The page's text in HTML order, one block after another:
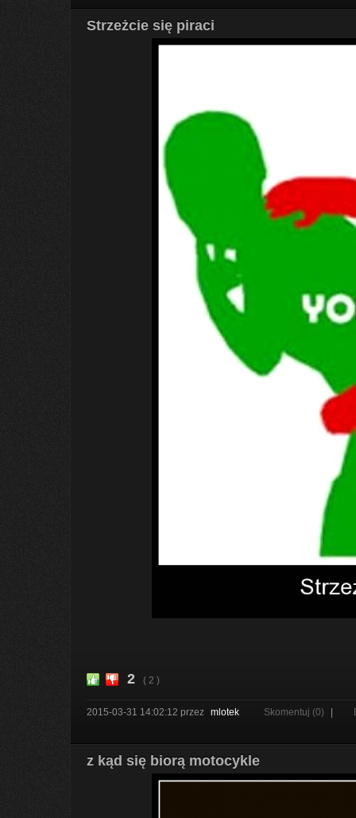
Strzeżcie się piraci
2 ( 2 )
2015-03-31 14:02:12 przez mlotek Skomentuj (0)
z kąd się biorą motocykle